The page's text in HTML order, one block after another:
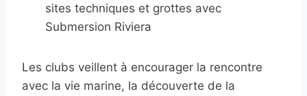
sites techniques et grottes avec
Submersion Riviera
Les clubs veillent à encourager la rencontre
avec la vie marine, la découverte de la